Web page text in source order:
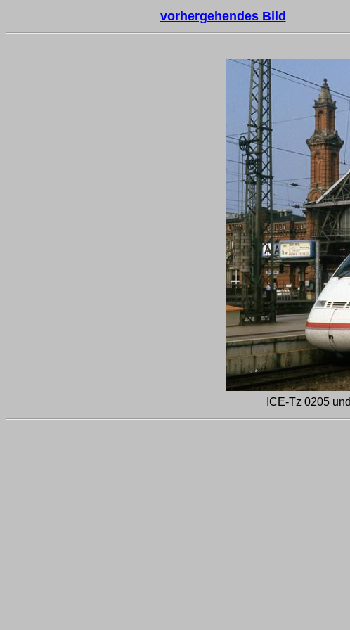
vorhergehendes Bild
ICE-Tz 0205